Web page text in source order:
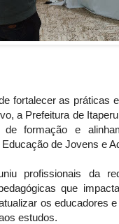
fortalecer as práticas
a Prefeitura de
formação e
de Jovens e
profissionais da
que
os educadores
estudos.